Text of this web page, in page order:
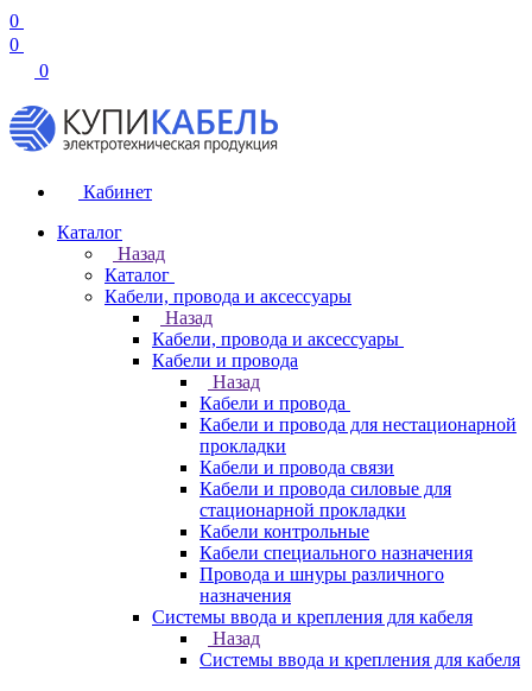
0
0
0
Кабинет
Каталог
Назад
Каталог
Кабели, провода и аксессуары
Назад
Кабели, провода и аксессуары
Кабели и провода
Назад
Кабели и провода
Кабели и провода для нестационарной
прокладки
Кабели и провода связи
Кабели и провода силовые для
стационарной прокладки
Кабели контрольные
Кабели специального назначения
Провода и шнуры различного
назначения
Системы ввода и крепления для кабеля
Назад
Системы ввода и крепления для кабеля